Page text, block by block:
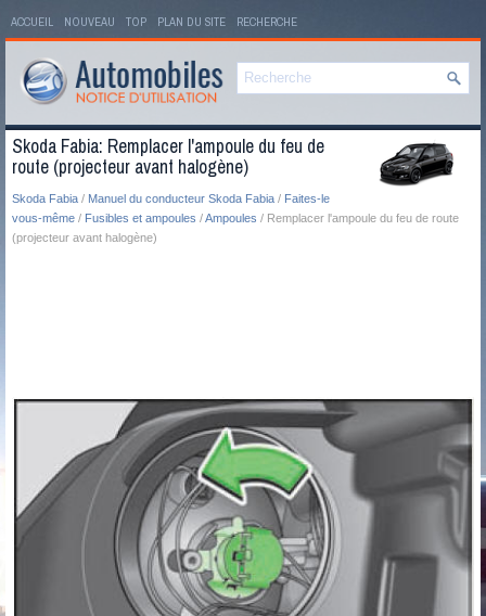
ACCUEIL NOUVEAU TOP PLAN DU SITE RECHERCHE
Skoda Fabia: Remplacer l'ampoule du feu de
route (projecteur avant halogène)
Skoda Fabia / Manuel du conducteur Skoda Fabia / Faites-le
vous-même / Fusibles et ampoules /Ampoules / Remplacer l'ampoule du feu de route
(projecteur avant halogène)